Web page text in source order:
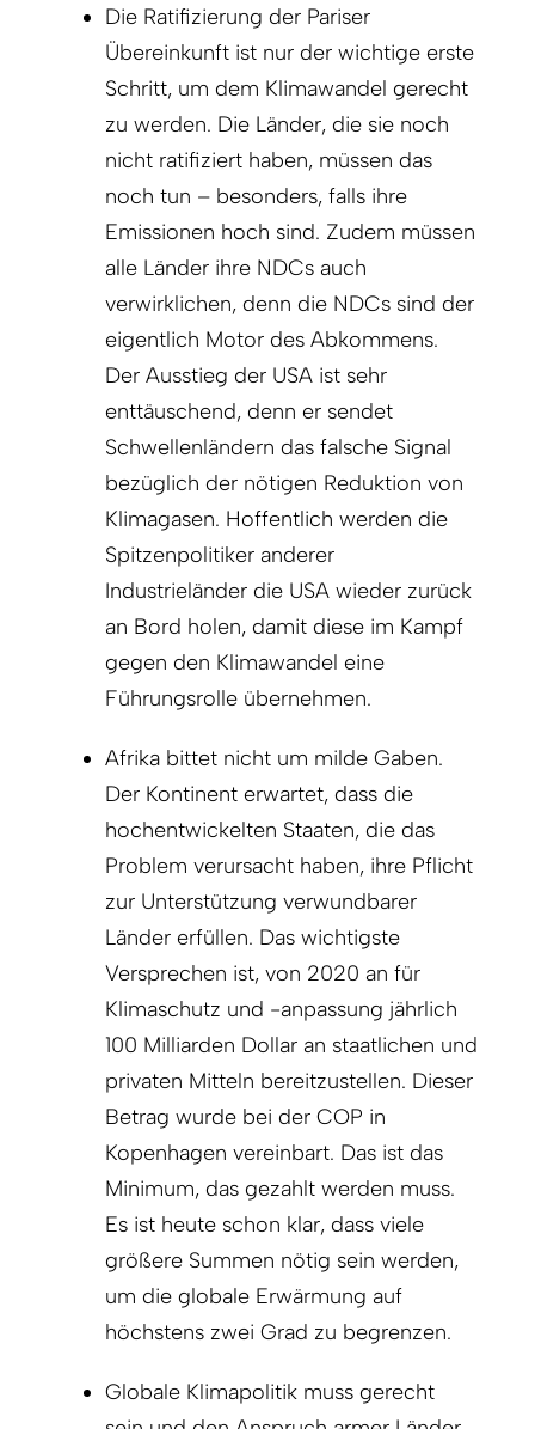
Die Ratifizierung der Pariser
Übereinkunft ist nur der wichtige erste
Schritt, um dem Klimawandel gerecht
zu werden. Die Länder, die sie noch
nicht ratifiziert haben, müssen das
noch tun – besonders, falls ihre
Emissionen hoch sind. Zudem müssen
alle Länder ihre NDCs auch
verwirklichen, denn die NDCs sind der
eigentlich Motor des Abkommens.
Der Ausstieg der USA ist sehr
enttäuschend, denn er sendet
Schwellenländern das falsche Signal
bezüglich der nötigen Reduktion von
Klimagasen. Hoffentlich werden die
Spitzenpolitiker anderer
Industrieländer die USA wieder zurück
an Bord holen, damit diese im Kampf
gegen den Klimawandel eine
Führungsrolle übernehmen.
Afrika bittet nicht um milde Gaben.
Der Kontinent erwartet, dass die
hochentwickelten Staaten, die das
Problem verursacht haben, ihre Pflicht
zur Unterstützung verwundbarer
Länder erfüllen. Das wichtigste
Versprechen ist, von 2020 an für
Klimaschutz und -anpassung jährlich
100 Milliarden Dollar an staatlichen und
privaten Mitteln bereitzustellen. Dieser
Betrag wurde bei der COP in
Kopenhagen vereinbart. Das ist das
Minimum, das gezahlt werden muss.
Es ist heute schon klar, dass viele
größere Summen nötig sein werden,
um die globale Erwärmung auf
höchstens zwei Grad zu begrenzen.
Globale Klimapolitik muss gerecht